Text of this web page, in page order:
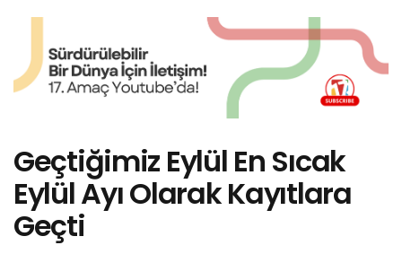
Geçtiğimiz Eylül En Sıcak
Eylül Ayı Olarak Kayıtlara
Geçti